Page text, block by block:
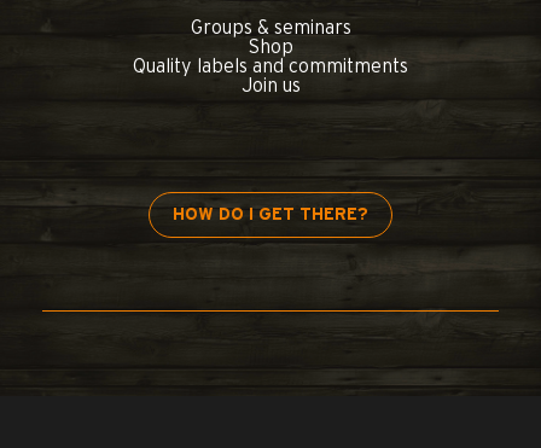
Groups & seminars
Shop
Quality labels and commitments
Join us
HOW DO I GET THERE?